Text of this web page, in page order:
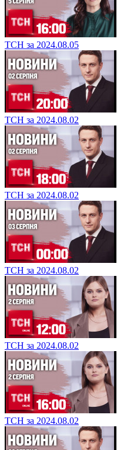
ТСН за 2024.08.05
ТСН за 2024.08.02
ТСН за 2024.08.02
ТСН за 2024.08.02
ТСН за 2024.08.02
ТСН за 2024.08.02